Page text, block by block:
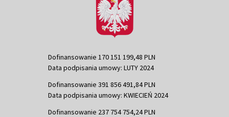
Dofinansowanie 170 151 199,48 PLN
Data podpisania umowy: LUTY 2024
Dofinansowanie 391 856 491,84 PLN
Data podpisania umowy: KWIECIEŃ 2024
Dofinansowanie 237 754 754,24 PLN